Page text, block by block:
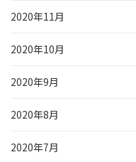
2020年11月
2020年10月
2020年9月
2020年8月
2020年7月